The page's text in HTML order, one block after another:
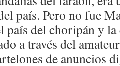
país. Pero no fue
país del choripán y
a través del
de anuncios